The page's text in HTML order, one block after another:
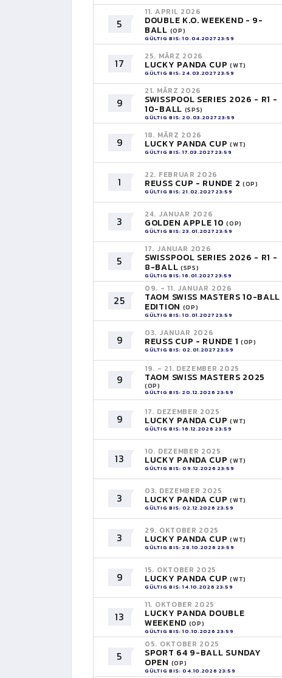
5
11. APRIL 2026
DOUBLE K.O. WEEKEND - 9-
BALL (OP)
GÜLTIG BIS: 10.04.2027 23:59
17
25. MÄRZ 2026
LUCKY PANDA CUP(WT)
GÜLTIG BIS: 24.03.2027 23:59
9
21. MÄRZ 2026
SWISSPOOL SERIES 2026 - R1 -
10-BALL (SPS)
GÜLTIG BIS: 20.03.2027 23:59
9
18. MÄRZ 2026
LUCKY PANDA CUP(WT)
GÜLTIG BIS: 17.03.2027 23:59
1
22. FEBRUAR 2026
REUSS CUP - RUNDE 2 (OP)
GÜLTIG BIS: 21.02.2027 23:59
3
24. JANUAR 2026
GOLDEN APPLE 10(OP)
GÜLTIG BIS: 23.01.2027 23:59
5
17. JANUAR 2026
SWISSPOOL SERIES 2026 - R1 -
8-BALL (SPS)
GÜLTIG BIS: 16.01.2027 23:59
25
09. - 11. JANUAR 2026
TAOM SWISS MASTERS 10-BALL
EDITION (OP)
GÜLTIG BIS: 10.01.2027 23:59
9
03. JANUAR 2026
REUSS CUP - RUNDE 1 (OP)
GÜLTIG BIS: 02.01.2027 23:59
9
19. - 21. DEZEMBER 2025
TAOM SWISS MASTERS 2025
(OP)
GÜLTIG BIS: 20.12.2026 23:59
9
17. DEZEMBER 2025
LUCKY PANDA CUP(WT)
GÜLTIG BIS: 16.12.2026 23:59
13
10. DEZEMBER 2025
LUCKY PANDA CUP(WT)
GÜLTIG BIS: 09.12.2026 23:59
3
03. DEZEMBER 2025
LUCKY PANDA CUP(WT)
GÜLTIG BIS: 02.12.2026 23:59
3
29. OKTOBER 2025
LUCKY PANDA CUP(WT)
GÜLTIG BIS: 28.10.2026 23:59
9
15. OKTOBER 2025
LUCKY PANDA CUP(WT)
GÜLTIG BIS: 14.10.2026 23:59
13
11. OKTOBER 2025
LUCKY PANDA DOUBLE
WEEKEND (OP)
GÜLTIG BIS: 10.10.2026 23:59
5
05. OKTOBER 2025
SPORT 64 9-BALL SUNDAY
OPEN (OP)
GÜLTIG BIS: 04.10.2026 23:59